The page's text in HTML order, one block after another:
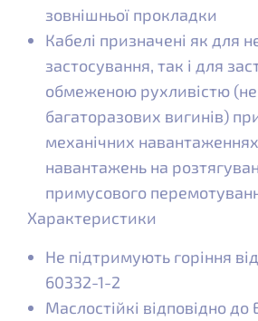
зовнішньої прокладки
Кабелі призначені як для
застосування, так і для
обмеженою рухливістю
багаторазових вигинів)
механічних
навантажень на
примусового
Характеристики
Не підтримують горіння
60332-1-2
Маслостійкі відповідно до